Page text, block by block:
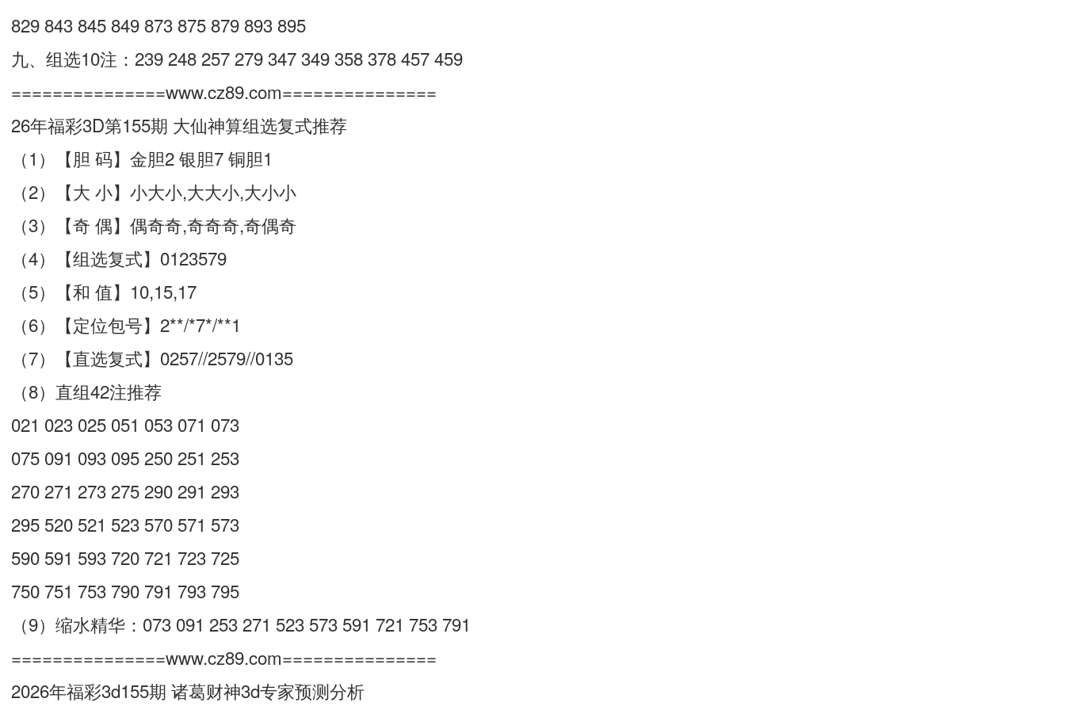
829 843 845 849 873 875 879 893 895
九、组选10注：239 248 257 279 347 349 358 378 457 459
===============www.cz89.com===============
26年福彩3D第155期 大仙神算组选复式推荐
（1）【胆 码】金胆2 银胆7 铜胆1
（2）【大 小】小大小,大大小,大小小
（3）【奇 偶】偶奇奇,奇奇奇,奇偶奇
（4）【组选复式】0123579
（5）【和 值】10,15,17
（6）【定位包号】2**/*7*/**1
（7）【直选复式】0257//2579//0135
（8）直组42注推荐
021 023 025 051 053 071 073
075 091 093 095 250 251 253
270 271 273 275 290 291 293
295 520 521 523 570 571 573
590 591 593 720 721 723 725
750 751 753 790 791 793 795
（9）缩水精华：073 091 253 271 523 573 591 721 753 791
===============www.cz89.com===============
2026年福彩3d155期 诸葛财神3d专家预测分析